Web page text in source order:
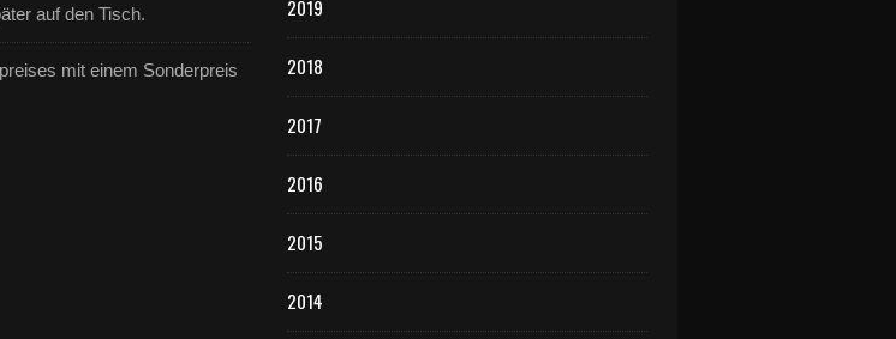
auf den Tisch.
mit einem Sonderpreis
2019
2018
2017
2016
2015
2014